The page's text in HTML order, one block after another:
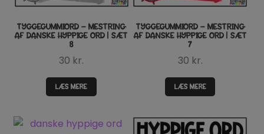
TYGGEGUMMIORD – MESTRING
AF DANSKE HYPPIGE ORD | SÆT
8
30 kr.
LÆS MERE
TYGGEGUMMIORD – MESTRING
AF DANSKE HYPPIGE ORD | SÆT
7
30 kr.
LÆS MERE